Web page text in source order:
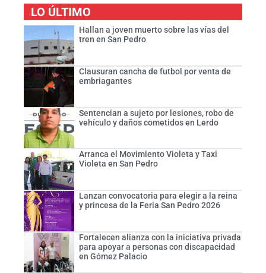
LO ÚLTIMO
Hallan a joven muerto sobre las vías del
tren en San Pedro
Clausuran cancha de futbol por venta de
embriagantes
Sentencian a sujeto por lesiones, robo de
vehículo y daños cometidos en Lerdo
Arranca el Movimiento Violeta y Taxi
Violeta en San Pedro
Lanzan convocatoria para elegir a la reina
y princesa de la Feria San Pedro 2026
Fortalecen alianza con la iniciativa privada
para apoyar a personas con discapacidad
en Gómez Palacio